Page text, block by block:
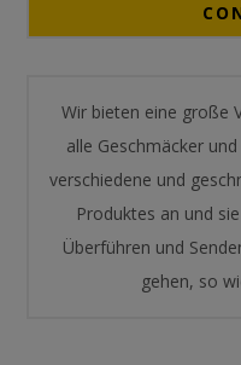
Wir bieten eine große
alle Geschmäcker
verschiedene und
Produktes an und
Überführen und
gehen, so